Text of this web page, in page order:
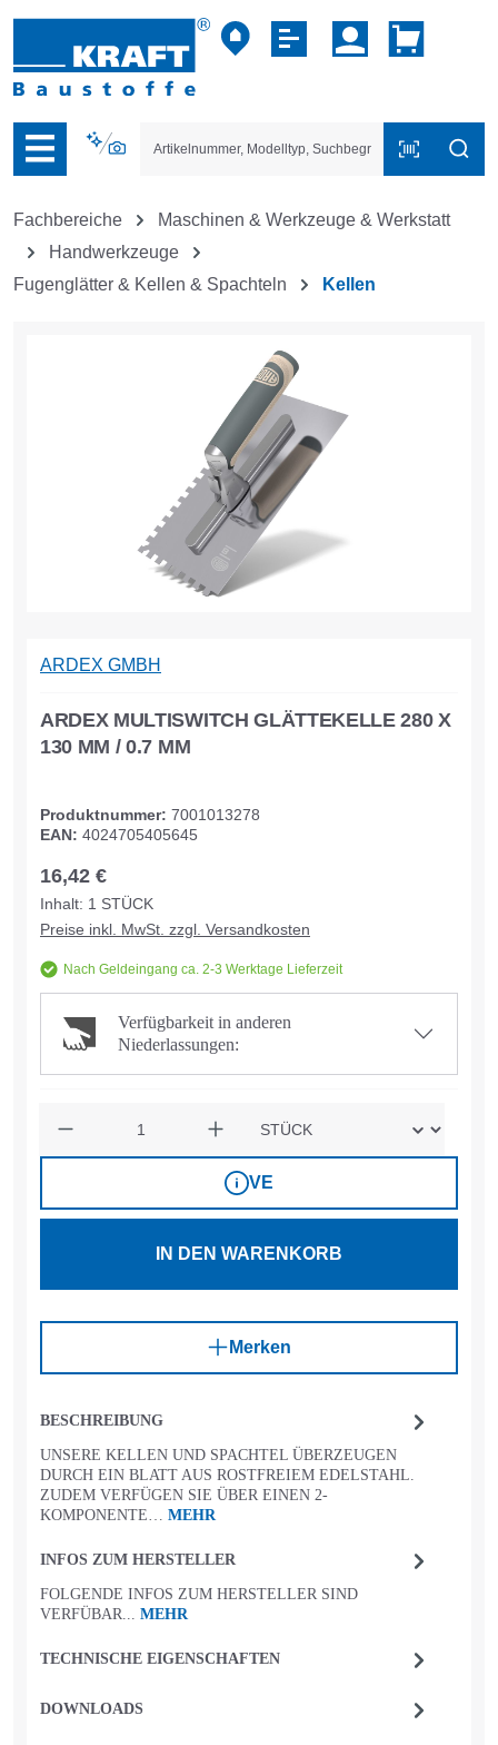
der B2B-Plattform springen
Fachbereiche
Maschinen & Werkzeuge & Werkstatt
Handwerkzeuge
Fugenglätter & Kellen & Spachteln
Kellen
BESCHREIBUNG
UNSERE KELLEN UND SPACHTEL ÜBERZEUGEN
DURCH EIN BLATT AUS ROSTFREIEM EDELSTAHL.
ZUDEM VERFÜGEN SIE ÜBER EINEN 2-
KOMPONENTE… MEHR
INFOS ZUM HERSTELLER
FOLGENDE INFOS ZUM HERSTELLER SIND
VERFÜBAR... MEHR
TECHNISCHE EIGENSCHAFTEN
DOWNLOADS
ARDEX MULTISWITCH GLÄTTEKELLE 280 X
130 MM / 0.7 MM
ARDEX GMBH
Produktnummer: 7001013278
EAN: 4024705405645
16,42 €
Inhalt: 1 STÜCK
Preise inkl. MwSt. zzgl. Versandkosten
Nach Geldeingang ca. 2-3 Werktage Lieferzeit
Verfügbarkeit in anderen
Niederlassungen:
VE
IN DEN WARENKORB
Merken